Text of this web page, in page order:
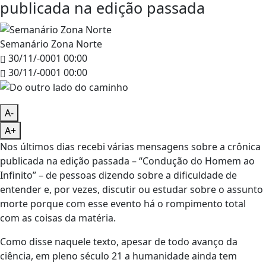
publicada na edição passada
Semanário Zona Norte
30/11/-0001 00:00
30/11/-0001 00:00
A-
A+
Nos últimos dias recebi várias mensagens sobre a crônica
publicada na edição passada – “Condução do Homem ao
Infinito” – de pessoas dizendo sobre a dificuldade de
entender e, por vezes, discutir ou estudar sobre o assunto
morte porque com esse evento há o rompimento total
com as coisas da matéria.
Como disse naquele texto, apesar de todo avanço da
ciência, em pleno século 21 a humanidade ainda tem